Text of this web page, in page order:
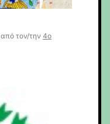
από τον/την 4o